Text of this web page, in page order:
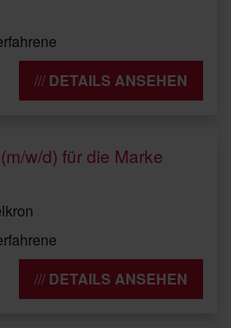
DETAILS ANSEHEN
w/d) für die Marke
DETAILS ANSEHEN